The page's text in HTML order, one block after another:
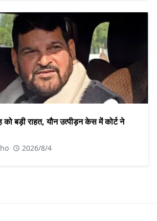
बड़ी राहत, यौन उत्पीड़न केस में कोर्ट ने
2026/8/4